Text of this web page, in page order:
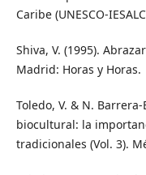
Caribe (UNESCO-
Shiva, V. (1995).
Madrid: Horas y Horas.
Toledo, V. & N.
biocultural: la
tradicionales (Vol. 3).